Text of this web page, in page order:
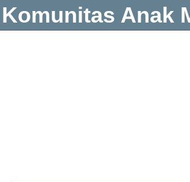
Komunitas Anak